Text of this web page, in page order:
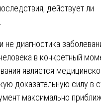
действует ли
диагностика
в конкретный
является
доказательную силу в
максимально